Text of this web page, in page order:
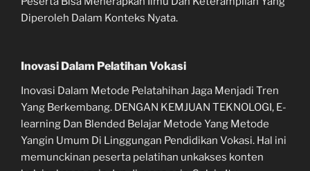
Diperoleh Dalam Konteks Nyata.
Inovasi Dalam Pelatihan Vokasi
Inovasi Dalam Metode Pelatahihan Jaga Menjadi Tren
Yang Berkembang. DENGAN KEMJUAN TEKNOLOGI, E-
learning Dan Blended Belajar Metode Yang Metode
Yangin Umum Di Linggungan Pendidikan Vokasi. Hal ini
memunckinan peserta pelatihan unkakses konten